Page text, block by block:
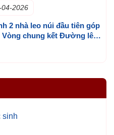
04-2026
2 nhà leo núi đầu tiên góp
Vòng chung kết Đường lên
sinh